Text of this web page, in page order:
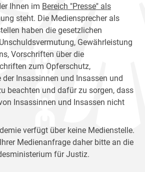
Ihnen im Bereich "Presse" als
steht. Die Mediensprecher als
haben die gesetzlichen
Gewährleistung
Vorschriften über die
zum Opferschutz,
Insassinnen und Insassen und
beachten und dafür zu sorgen, dass
Insassinnen und Insassen nicht
verfügt über keine Medienstelle.
Medienanfrage daher bitte an die
für Justiz.